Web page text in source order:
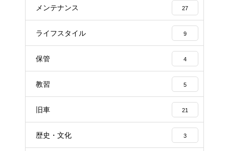
メンテナンス 27
ライフスタイル 9
保管 4
教習 5
旧車 21
歴史・文化 3